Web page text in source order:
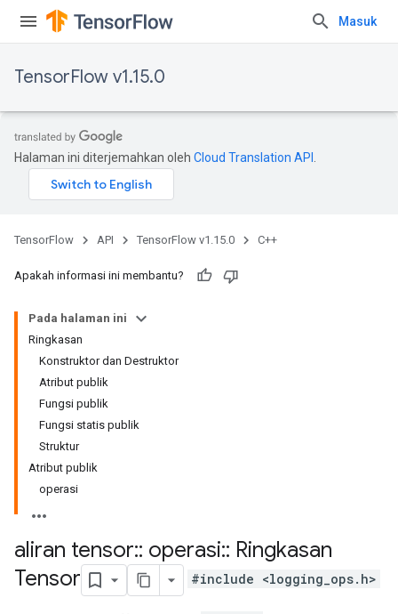
Masuk
TensorFlow v1.15.0
Halaman ini diterjemahkan oleh Cloud Translation API
TensorFlow API TensorFlow v1.15.0 C++
Apakah informasi ini membantu?
Pada halaman ini
Ringkasan
Konstruktor dan Destruktor
Atribut publik
Fungsi publik
Fungsi statis publik
Struktur
Atribut publik
operasi
aliran tensor:: operasi:: Ringkasan
Tensor
#include <logging_ops.h>